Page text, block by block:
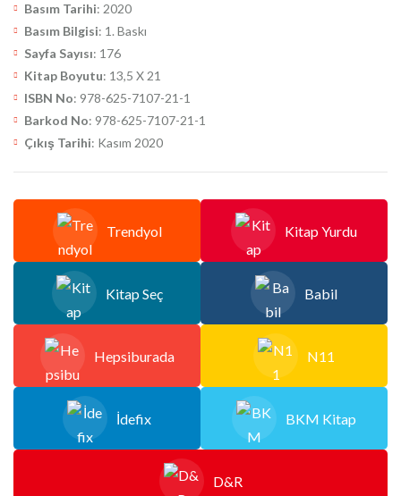
Basım Tarihi: 2020
Basım Bilgisi: 1. Baskı
Sayfa Sayısı: 176
Kitap Boyutu: 13,5 X 21
ISBN No: 978-625-7107-21-1
Barkod No: 978-625-7107-21-1
Çıkış Tarihi: Kasım 2020
Trendyol Kitap Yurdu
Kitap Seç Babil
Hepsiburada N11
İdefix BKM Kitap
D&R